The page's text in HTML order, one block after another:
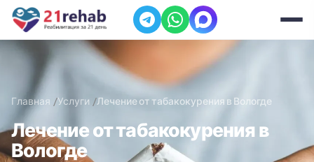
Главная Услуги Лечение от табакокурения в Вологде
Лечение от табакокурения в
Вологде